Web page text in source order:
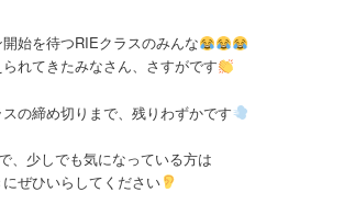
始を待つRIEクラスのみんな
れてきたみなさん、さすがです
の締め切りまで、残りわずかです
、少しでも気になっている方は
ぜひいらしてください